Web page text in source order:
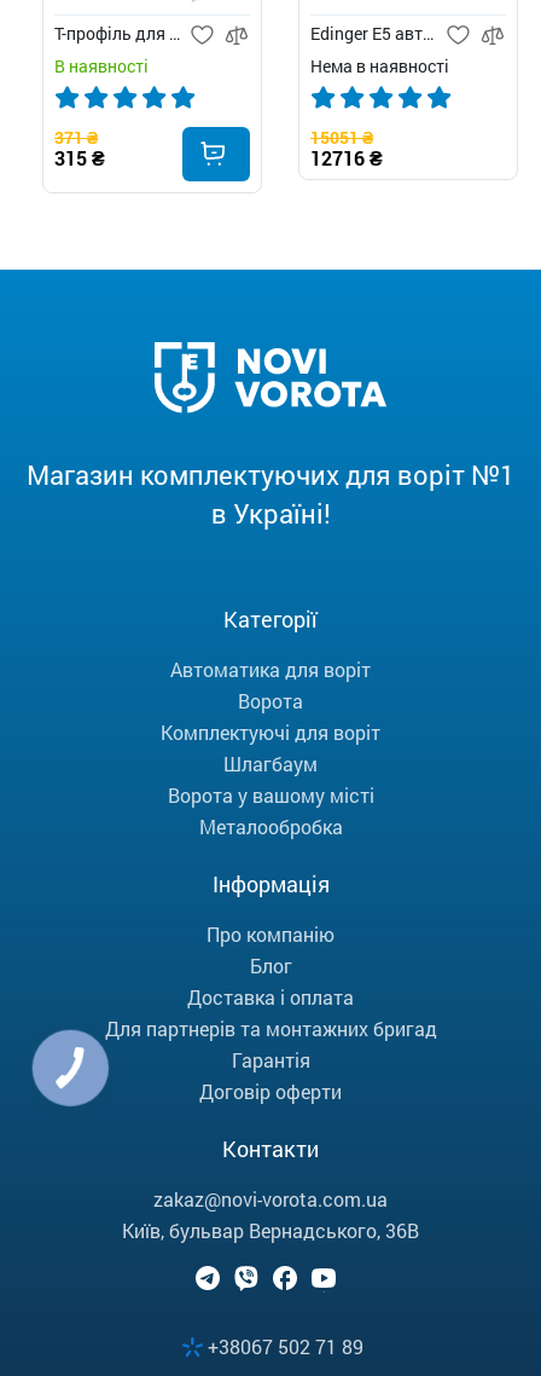
Т-профіль для воріт
В наявності
371 ₴
315 ₴
Edinger E5 автоматика для розпашних воріт
Нема в наявності
15051 ₴
12716 ₴
Магазин комплектуючих для воріт №1
в Україні!
Категорії
Автоматика для воріт
Ворота
Комплектуючі для воріт
Шлагбаум
Ворота у вашому місті
Металообробка
Інформація
Про компанію
Блог
Доставка і оплата
Для партнерів та монтажних бригад
Гарантія
Договір оферти
Контакти
zakaz@novi-vorota.com.ua
Київ, бульвар Вернадського, 36В
+38067 502 71 89